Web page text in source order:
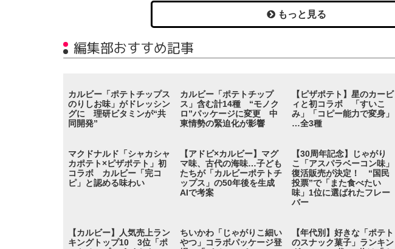
もっと見る
編集部おすすめ記事
カルビー「ポテトチップス
のりしお味」がドレッシン
グに 理研ビタミンが“共
同開発”
カルビー「ポテトチップ
ス」含む計14種 “モノク
ロ”パッケージに変更 中
東情勢の緊迫化が影響
【ピザポテト】星のカービ
ィと初コラボ 「すいこ
み」「コピー能力で変身」
…全3種
マクドナルド「シャカシャ
カポテト×ピザポテト」初
コラボ カルビー「完コ
ピ」と認める味わい
【アドビ×カルビー】マグ
マ味、古代の海味…子ども
たちが「カルビーポテトチ
ップス」の50年後を生成
AIで考案
【30周年記念】じゃがり
こ「アスパラベーコン味」
復活販売が決定！ “国民
投票”で「また食べたい
味」1位に選ばれたフレー
バー
【カルビー】人気売上ラン
キングトップ10 3位「ポ
ちいかわ「じゃがりこ細い
やつ」コラボパッケージ登
【年代別】好きな「ポテト
のスナック菓子」ランキン